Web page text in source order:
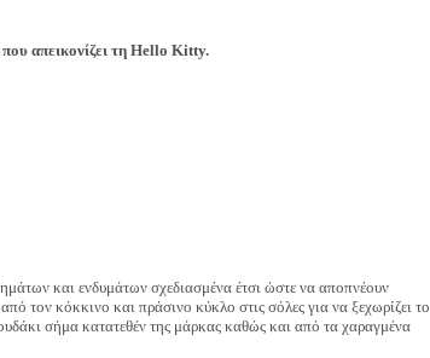
απεικονίζει τη Hello Kitty.
και ενδυμάτων σχεδιασμένα έτσι ώστε να αποπνέουν
τον κόκκινο και πράσινο κύκλο στις σόλες για να ξεχωρίζει το
σήμα κατατεθέν της μάρκας καθώς και από τα χαραγμένα